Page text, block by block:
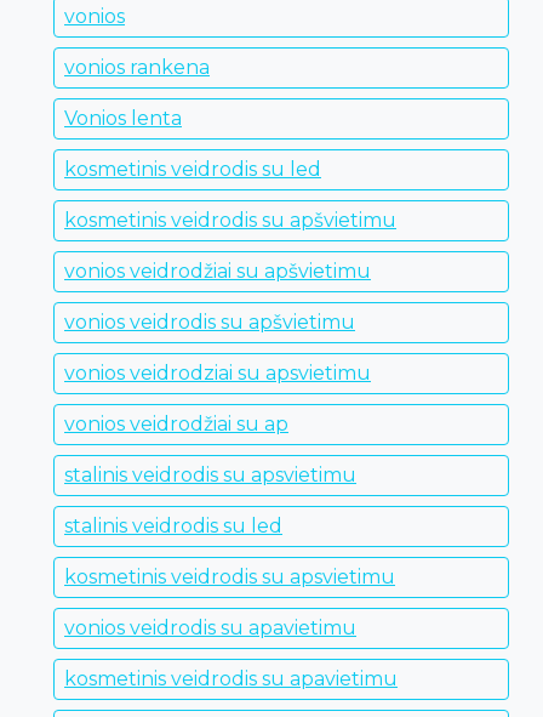
vonios
vonios rankena
Vonios lenta
kosmetinis veidrodis su led
kosmetinis veidrodis su apšvietimu
vonios veidrodžiai su apšvietimu
vonios veidrodis su apšvietimu
vonios veidrodziai su apsvietimu
vonios veidrodžiai su ap
stalinis veidrodis su apsvietimu
stalinis veidrodis su led
kosmetinis veidrodis su apsvietimu
vonios veidrodis su apavietimu
kosmetinis veidrodis su apavietimu